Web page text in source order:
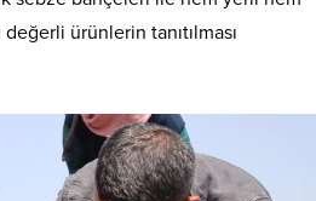
ürünlerin tanıtılması